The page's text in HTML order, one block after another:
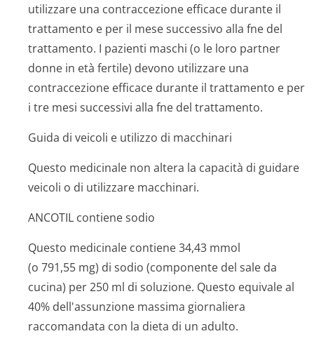
utilizzare una contraccezione efficace durante il
trattamento e per il mese successivo alla fne del
trattamento. I pazienti maschi (o le loro partner
donne in età fertile) devono utilizzare una
contraccezione efficace durante il trattamento e per
i tre mesi successivi alla fne del trattamento.
Guida di veicoli e utilizzo di macchinari
Questo medicinale non altera la capacità di guidare
veicoli o di utilizzare macchinari.
ANCOTIL contiene sodio
Questo medicinale contiene 34,43 mmol
(o 791,55 mg) di sodio (componente del sale da
cucina) per 250 ml di soluzione. Questo equivale al
40% dell'assunzione massima giornaliera
raccomandata con la dieta di un adulto.